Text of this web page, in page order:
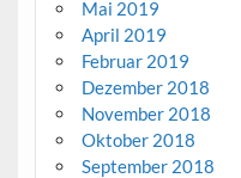
Mai 2019
April 2019
Februar 2019
Dezember 2018
November 2018
Oktober 2018
September 2018